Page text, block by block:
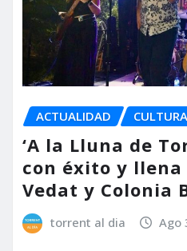
ACTUALIDAD CULTURA
‘A la Lluna de
con éxito y
Vedat y Colonia
torrent al dia Ago